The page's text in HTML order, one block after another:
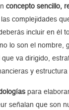
concepto sencillo,
complejidades
incluir en él
lo son el nombre,
va dirigido,
y estructura
para
señalan que son